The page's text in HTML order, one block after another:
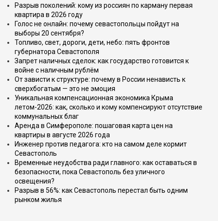
Разрыв поколений: кому из россиян по карману первая
квартира в 2026 году
Голос не онлайн: почему севастопольцы пойдут на
выборы 20 сентября?
Топливо, свет, дороги, дети, небо: пять фронтов
губернатора Севастополя
Запрет наличных сделок: как государство готовится к
войне с наличным рублём
От зависти к структуре: почему в России ненависть к
сверхбогатым — это не эмоция
Уникальная компенсационная экономика Крыма
летом-2026: как, сколько и кому компенсируют отсутствие
коммунальных благ
Аренда в Симферополе: пошаговая карта цен на
квартиры в августе 2026 года
Инженер против педагога: кто на самом деле кормит
Севастополь
Временные неудобства ради главного: как оставаться в
безопасности, пока Севастополь без уличного
освещения?
Разрыв в 56%: как Севастополь перестал быть одним
рынком жилья